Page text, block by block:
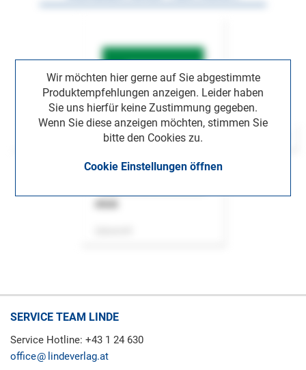
Wir möchten hier gerne auf Sie abgestimmte
Produktempfehlungen anzeigen. Leider haben
Sie uns hierfür keine Zustimmung gegeben.
Wenn Sie diese anzeigen möchten, stimmen Sie
bitte den Cookies zu.
Cookie Einstellungen öffnen
SERVICE TEAM LINDE
Service Hotline: +43 1 24 630
office
lindeverlag.at